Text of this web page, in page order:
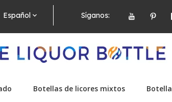
Español Síganos:
Botellas de licores mixtos